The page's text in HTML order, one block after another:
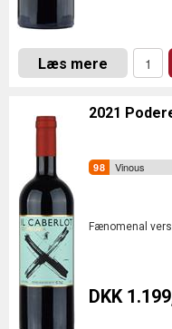
Læs mere
2021
Vinous
Fænomenal
DKK